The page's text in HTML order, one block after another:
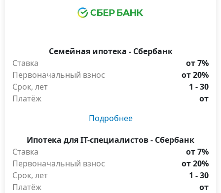
Семейная ипотека - Сбербанк
Ставка
от 7%
Первоначальный взнос
от 20%
Срок, лет
1 - 30
Платёж
от
Подробнее
Ипотека для IT-специалистов - Сбербанк
Ставка
от 7%
Первоначальный взнос
от 20%
Срок, лет
1 - 30
Платёж
от